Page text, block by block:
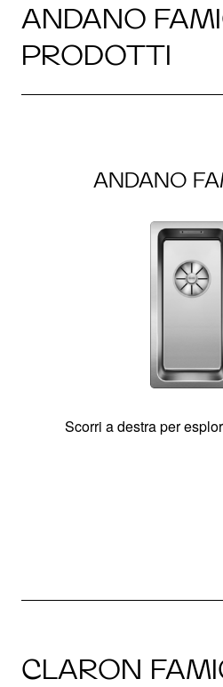
ANDANO
PRODOTTI
ANDANO
Scorri a destra per
CLARON